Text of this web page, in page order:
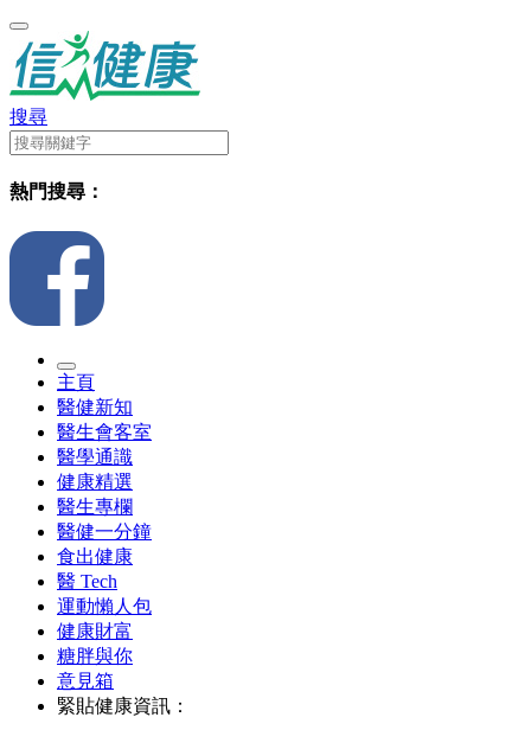
搜尋
熱門搜尋：
主頁
醫健新知
醫生會客室
醫學通識
健康精選
醫生專欄
醫健一分鐘
食出健康
醫 Tech
運動懶人包
健康財富
糖胖與你
意見箱
緊貼健康資訊：